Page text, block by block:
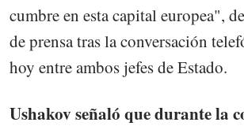
cumbre en esta capital europea",
de prensa tras la conversación
hoy entre ambos jefes de Estado.
Ushakov señaló que durante la